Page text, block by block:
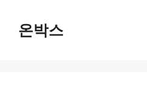
content온박스